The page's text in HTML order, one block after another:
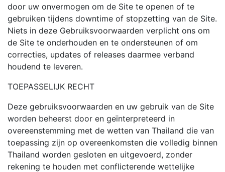
door uw onvermogen om de Site te openen of te
gebruiken tijdens downtime of stopzetting van de Site.
Niets in deze Gebruiksvoorwaarden verplicht ons om
de Site te onderhouden en te ondersteunen of om
correcties, updates of releases daarmee verband
houdend te leveren.
TOEPASSELIJK RECHT
Deze gebruiksvoorwaarden en uw gebruik van de Site
worden beheerst door en geïnterpreteerd in
overeenstemming met de wetten van Thailand die van
toepassing zijn op overeenkomsten die volledig binnen
Thailand worden gesloten en uitgevoerd, zonder
rekening te houden met conflicterende wettelijke